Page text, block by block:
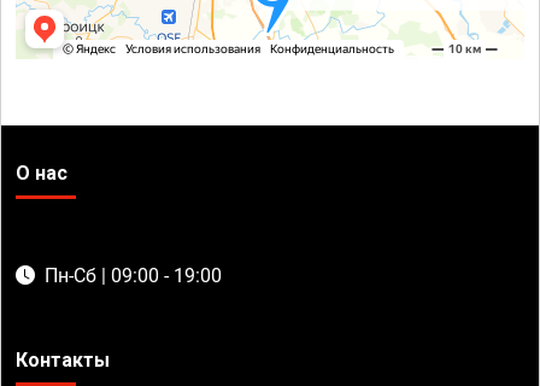
О нас
Пн-Сб | 09:00 - 19:00
Контакты